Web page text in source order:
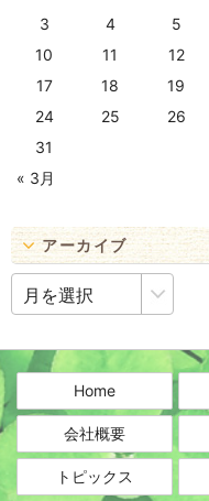
3
4 5
10
11 12
17
18 19
24
25 26
31
« 3月
アーカイブ
ア
ー
カ
ブ
Home
会社概要
トピックス